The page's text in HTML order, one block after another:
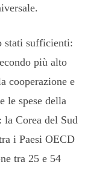
stati sufficienti:
più alto
cooperazione e
le spese della
Corea del Sud
i Paesi OECD
tra 25 e 54